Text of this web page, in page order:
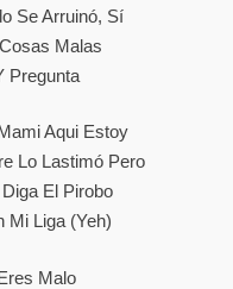
Se Arruinó, Sí
Malas
Pregunta
Aqui Estoy
Lo Lastimó Pero
El Pirobo
Mi Liga (yeh)
Malo